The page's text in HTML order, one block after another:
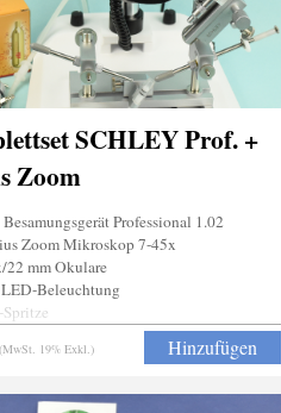
SCHLEY Prof. +
Zoom
Professional 1.02
Zoom Mikroskop 7-45x
mm Okulare
Beleuchtung
Spritze
(MwSt. 19% Exkl.) Hinzufügen